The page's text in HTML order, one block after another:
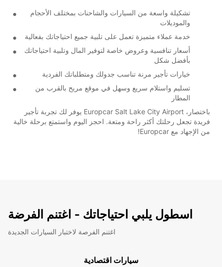
تشكيلة واسعة من السيارات والشاحنات بمختلف الأحجام
والموديلات
خدمة عملاء متميزة تعمل على تلبية جميع احتياجاتك بفعالية
أسعار تنافسية وعروض خاصة لتوفير المال وتلبية احتياجاتك
بأفضل شكل
خيارات تأجير مرنة تناسب جدولك ومتطلباتك الفردية
تسليم واستلام سريع وسهل في موقع مريح بالقرب من
المطار
باختصار، Europcar Salt Lake City Airport يوفر لك تجربة تأجير
فريدة تجعل رحلتك أكثر راحة ومتعة. احجز اليوم واستمتع برحلة خالية
من الإجهاد مع Europcar!
اسطول يلبي احتياجاتك - اغتنم الفرضة
اغتنم الفرصة لاختبار السيارات الجديدة
سيارات اقتصادية